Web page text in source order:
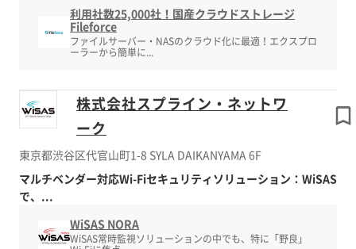
利用社数25,000社！国産クラウドストレージ
Fileforce
ファイルサーバー・NASのクラウド化に最適！エクスプロ
ーラーから簡単に...
株式会社スプライン・ネットワ
ーク
東京都渋谷区代官山町1-8 SYLA DAIKANYAMA 6F
マルチベンダー対応Wi-Fiセキュリティソリューション：WiSAS
で、...
WiSAS NORA
WiSAS常時監視ソリューションの中でも、特に「野良」